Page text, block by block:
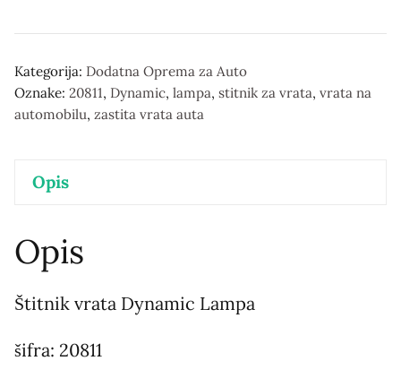
количина
Kategorija: Dodatna Oprema za Auto
Oznake: 20811, Dynamic, lampa, stitnik za vrata, vrata na
automobilu, zastita vrata auta
Opis
Opis
Štitnik vrata Dynamic Lampa
šifra: 20811